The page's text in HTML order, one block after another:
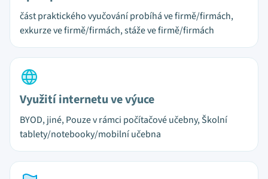
část praktického vyučování probíhá ve firmě/firmách,
exkurze ve firmě/firmách, stáže ve firmě/firmách
Využití internetu ve výuce
BYOD, jiné, Pouze v rámci počítačové učebny, Školní
tablety/notebooky/mobilní učebna